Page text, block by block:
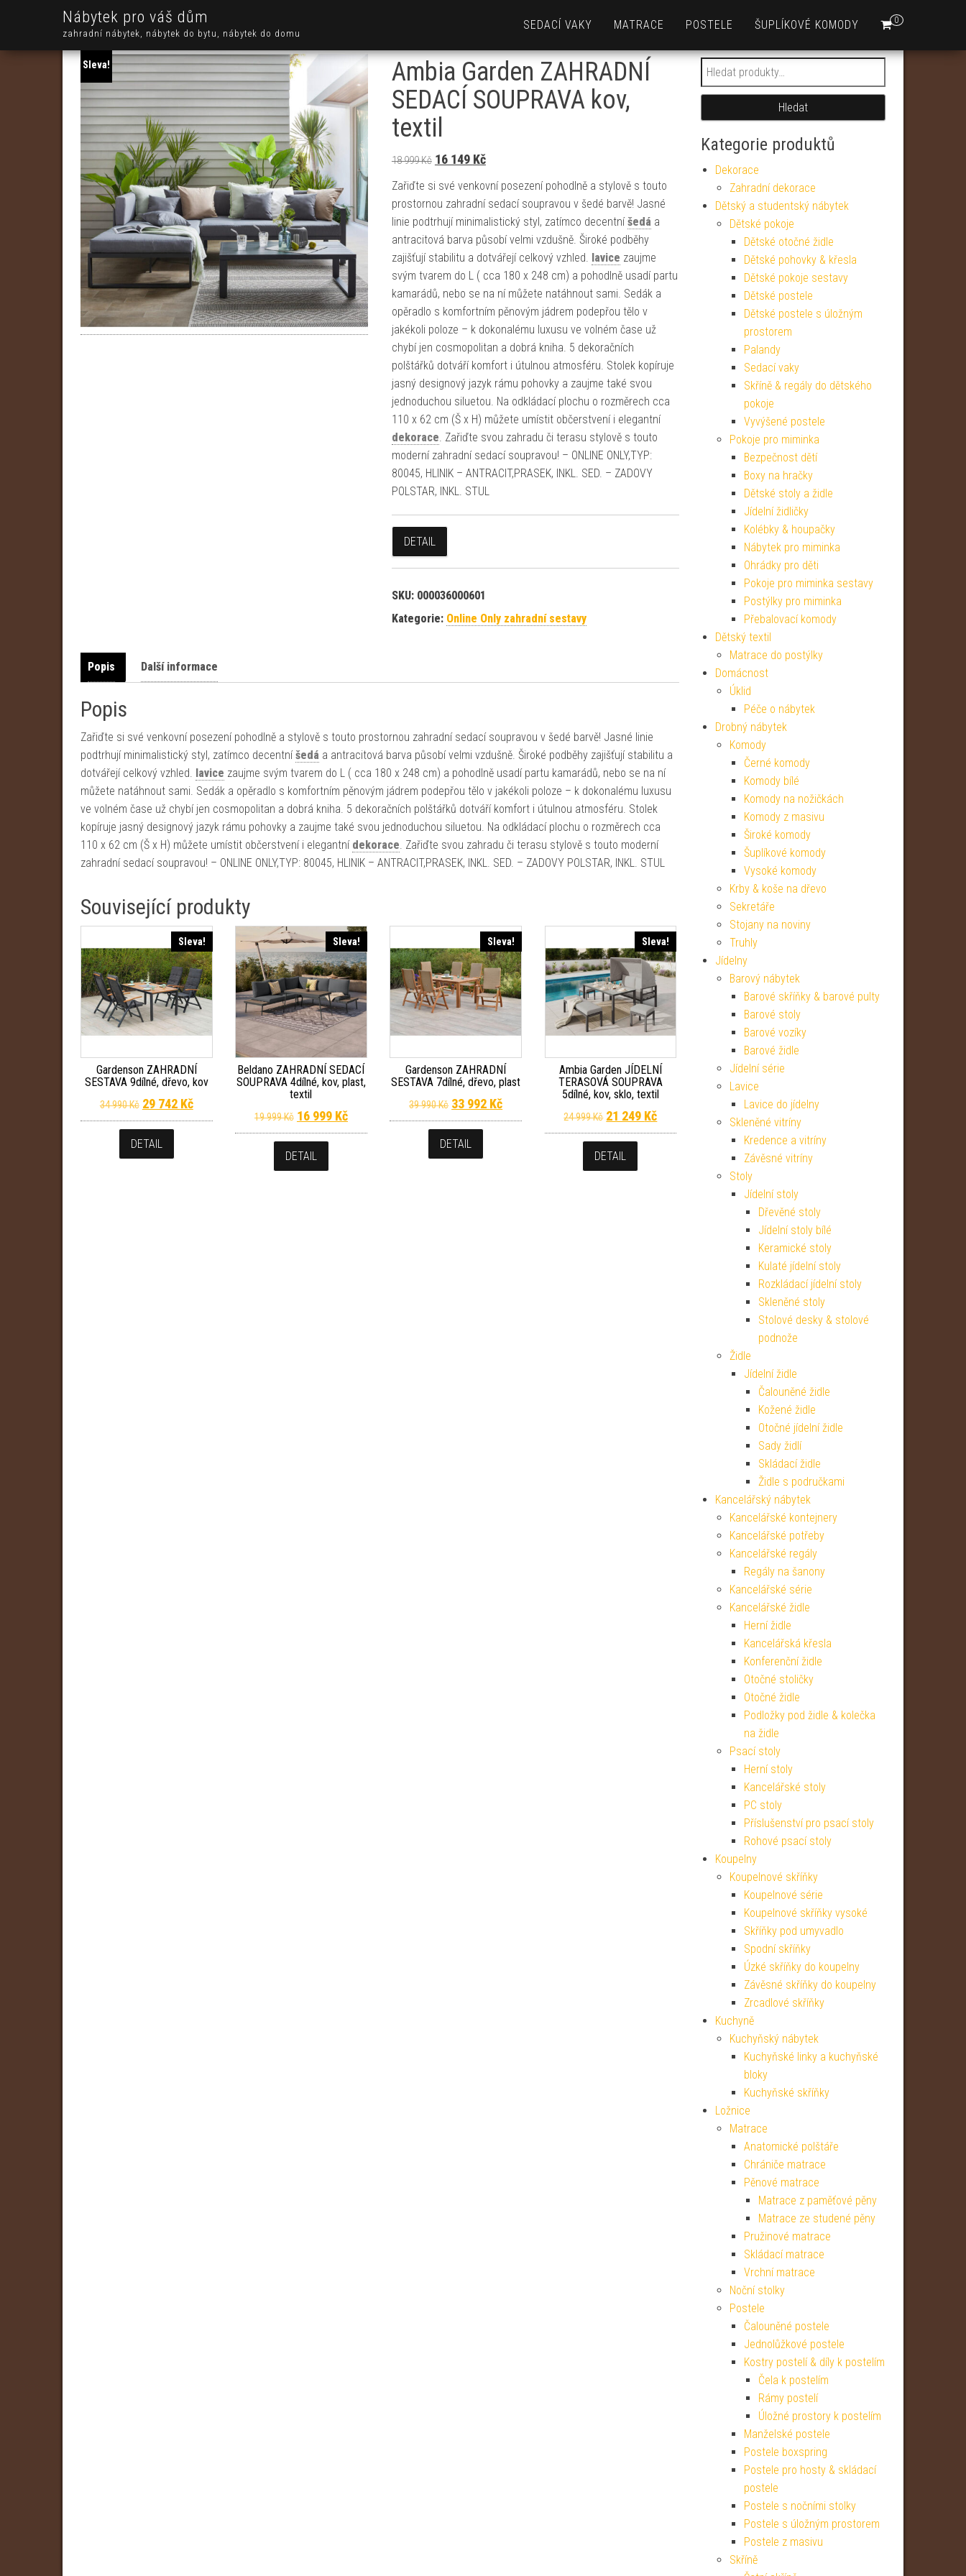
Nábytek pro váš dům
zahradní nábytek, nábytek do bytu, nábytek do domu
0
SEDACÍ VAKY MATRACE POSTELE ŠUPLÍKOVÉ KOMODY
Sleva!
Ambia Garden ZAHRADNÍ
SEDACÍ SOUPRAVA kov,
textil
18 999Kč Původní cena byla: 18 999 Kč.
16 149 KčAktuální cena je: 16 149 Kč.
Zařiďte si své venkovní posezení pohodlně a stylově s touto
prostornou zahradní sedací soupravou v šedé barvě! Jasné
linie podtrhují minimalistický styl, zatímco decentníšedá a
antracitová barva působí velmi vzdušně. Široké podběhy
zajišťují stabilitu a dotvářejí celkový vzhled. lavice zaujme
svým tvarem do L ( cca 180 x 248 cm) a pohodlně usadí partu
kamarádů, nebo se na ní můžete natáhnout sami. Sedák a
opěradlo s komfortním pěnovým jádrem podepřou tělo v
jakékoli poloze – k dokonalému luxusu ve volném čase už
chybí jen cosmopolitan a dobrá kniha. 5 dekoračních
polštářků dotváří komfort i útulnou atmosféru. Stolek kopíruje
jasný designový jazyk rámu pohovky a zaujme také svou
jednoduchou siluetou. Na odkládací plochu o rozměrech cca
110 x 62 cm (Š x H) můžete umístit občerstvení i elegantní
dekorace. Zařiďte svou zahradu či terasu stylově s touto
moderní zahradní sedací soupravou! – ONLINE ONLY,TYP:
80045, HLINIK – ANTRACIT,PRASEK, INKL. SED. – ZADOVY
POLSTAR, INKL. STUL
DETAIL
SKU: 000036000601
Kategorie: Online Only zahradní sestavy
Popis Další informace
Popis
Zařiďte si své venkovní posezení pohodlně a stylově s touto prostornou zahradní sedací soupravou v šedé barvě! Jasné linie
podtrhují minimalistický styl, zatímco decentníšedá a antracitová barva působí velmi vzdušně. Široké podběhy zajišťují stabilitu a
dotvářejí celkový vzhled. lavice zaujme svým tvarem do L ( cca 180 x 248 cm) a pohodlně usadí partu kamarádů, nebo se na ní
můžete natáhnout sami. Sedák a opěradlo s komfortním pěnovým jádrem podepřou tělo v jakékoli poloze – k dokonalému luxusu
ve volném čase už chybí jen cosmopolitan a dobrá kniha. 5 dekoračních polštářků dotváří komfort i útulnou atmosféru. Stolek
kopíruje jasný designový jazyk rámu pohovky a zaujme také svou jednoduchou siluetou. Na odkládací plochu o rozměrech cca
110 x 62 cm (Š x H) můžete umístit občerstvení i elegantní dekorace. Zařiďte svou zahradu či terasu stylově s touto moderní
zahradní sedací soupravou! – ONLINE ONLY,TYP: 80045, HLINIK – ANTRACIT,PRASEK, INKL. SED. – ZADOVY POLSTAR, INKL. STUL
Související produkty
Sleva!
Gardenson ZAHRADNÍ
SESTAVA 9dílné, dřevo, kov
34 990Kč Původní cena byla: 34 990 Kč.
29 742 KčAktuální cena je: 29 742 Kč.
DETAIL
Sleva!
Beldano ZAHRADNÍ SEDACÍ
SOUPRAVA 4dílné, kov, plast,
textil
19 999Kč Původní cena byla: 19 999 Kč.
16 999 KčAktuální cena je: 16 999 Kč.
DETAIL
Sleva!
Gardenson ZAHRADNÍ
SESTAVA 7dílné, dřevo, plast
39 990Kč Původní cena byla: 39 990 Kč.
33 992 KčAktuální cena je: 33 992 Kč.
DETAIL
Sleva!
Ambia Garden JÍDELNÍ
TERASOVÁ SOUPRAVA
5dílné, kov, sklo, textil
24 999Kč Původní cena byla: 24 999 Kč.
21 249 KčAktuální cena je: 21 249 Kč.
DETAIL
Hledat:
Hledat
Kategorie produktů
Dekorace
Zahradní dekorace
Dětský a studentský nábytek
Dětské pokoje
Dětské otočné židle
Dětské pohovky & křesla
Dětské pokoje sestavy
Dětské postele
Dětské postele s úložným
prostorem
Palandy
Sedací vaky
Skříně & regály do dětského
pokoje
Vyvýšené postele
Pokoje pro miminka
Bezpečnost dětí
Boxy na hračky
Dětské stoly a židle
Jídelní židličky
Kolébky & houpačky
Nábytek pro miminka
Ohrádky pro děti
Pokoje pro miminka sestavy
Postýlky pro miminka
Přebalovací komody
Dětský textil
Matrace do postýlky
Domácnost
Úklid
Péče o nábytek
Drobný nábytek
Komody
Černé komody
Komody bílé
Komody na nožičkách
Komody z masivu
Široké komody
Šuplíkové komody
Vysoké komody
Krby & koše na dřevo
Sekretáře
Stojany na noviny
Truhly
Jídelny
Barový nábytek
Barové skříňky & barové pulty
Barové stoly
Barové vozíky
Barové židle
Jídelní série
Lavice
Lavice do jídelny
Skleněné vitríny
Kredence a vitríny
Závěsné vitríny
Stoly
Jídelní stoly
Dřevěné stoly
Jídelní stoly bílé
Keramické stoly
Kulaté jídelní stoly
Rozkládací jídelní stoly
Skleněné stoly
Stolové desky & stolové
podnože
Židle
Jídelní židle
Čalouněné židle
Kožené židle
Otočné jídelní židle
Sady židlí
Skládací židle
Židle s područkami
Kancelářský nábytek
Kancelářské kontejnery
Kancelářské potřeby
Kancelářské regály
Regály na šanony
Kancelářské série
Kancelářské židle
Herní židle
Kancelářská křesla
Konferenční židle
Otočné stoličky
Otočné židle
Podložky pod židle & kolečka
na židle
Psací stoly
Herní stoly
Kancelářské stoly
PC stoly
Příslušenství pro psací stoly
Rohové psací stoly
Koupelny
Koupelnové skříňky
Koupelnové série
Koupelnové skříňky vysoké
Skříňky pod umyvadlo
Spodní skříňky
Úzké skříňky do koupelny
Závěsné skříňky do koupelny
Zrcadlové skříňky
Kuchyně
Kuchyňský nábytek
Kuchyňské linky a kuchyňské
bloky
Kuchyňské skříňky
Ložnice
Matrace
Anatomické polštáře
Chrániče matrace
Pěnové matrace
Matrace z paměťové pěny
Matrace ze studené pěny
Pružinové matrace
Skládací matrace
Vrchní matrace
Noční stolky
Postele
Čalouněné postele
Jednolůžkové postele
Kostry postelí & díly k postelím
Čela k postelím
Rámy postelí
Úložné prostory k postelím
Manželské postele
Postele boxspring
Postele pro hosty & skládací
postele
Postele s nočními stolky
Postele s úložným prostorem
Postele z masivu
Skříně